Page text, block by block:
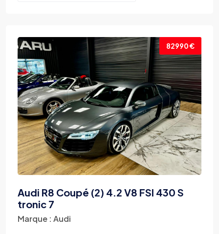
82990 €
Audi R8 Coupé (2) 4.2 V8 FSI 430 S
tronic 7
Marque : Audi